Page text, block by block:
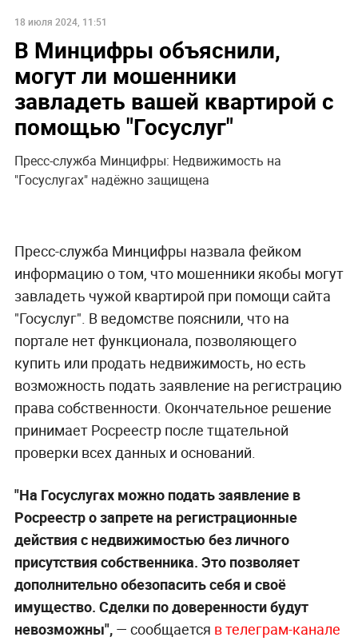
18 июля 2024, 11:51
В Минцифры объяснили,
могут ли мошенники
завладеть вашей квартирой с
помощью "Госуслуг"
Пресс-служба Минцифры: Недвижимость на
"Госуслугах" надёжно защищена
Пресс-служба Минцифры назвала фейком
информацию о том, что мошенники якобы могут
завладеть чужой квартирой при помощи сайта
"Госуслуг". В ведомстве пояснили, что на
портале нет функционала, позволяющего
купить или продать недвижимость, но есть
возможность подать заявление на регистрацию
права собственности. Окончательное решение
принимает Росреестр после тщательной
проверки всех данных и оснований.
"На Госуслугах можно подать заявление в
Росреестр о запрете на регистрационные
действия с недвижимостью без личного
присутствия собственника. Это позволяет
дополнительно обезопасить себя и своё
имущество. Сделки по доверенности будут
невозможны", — сообщается в телеграм-канале